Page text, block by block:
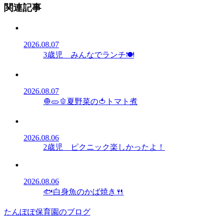
関連記事
2026.08.07
3歳児 みんなでランチ🍽️
2026.08.07
🧅🥒🫑夏野菜の🍅トマト煮
2026.08.06
2歳児 ピクニック楽しかったよ！
2026.08.06
🐟白身魚のかば焼き🍴
たんぽぽ保育園のブログ